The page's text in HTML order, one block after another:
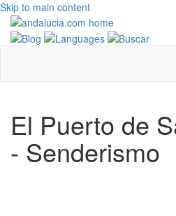
Skip to main content
El Puerto de
- Senderismo